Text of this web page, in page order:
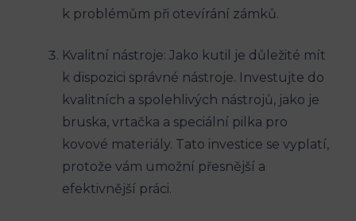
k problémům při otevírání zámků.
Kvalitní nástroje: Jako kutil je důležité mít
k dispozici správné nástroje. Investujte do
kvalitních a spolehlivých nástrojů, jako je
bruska, vrtačka a speciální pilka pro
kovové materiály. Tato investice se vyplatí,
protože vám umožní přesnější a
efektivnější práci.